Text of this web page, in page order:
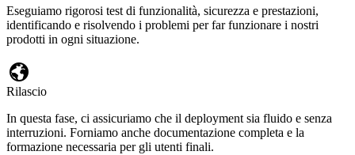
Eseguiamo rigorosi test di funzionalità, sicurezza e prestazioni,
identificando e risolvendo i problemi per far funzionare i nostri
prodotti in ogni situazione.
Rilascio
In questa fase, ci assicuriamo che il deployment sia fluido e senza
interruzioni. Forniamo anche documentazione completa e la
formazione necessaria per gli utenti finali.